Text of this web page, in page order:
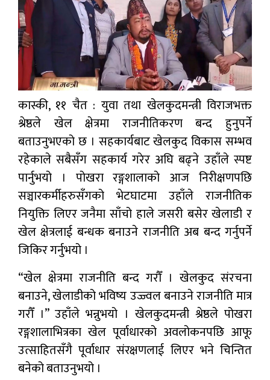
कास्की, ११ चैत : युवा तथा खेलकुदमन्त्री विराजभक्त
श्रेष्ठले खेल क्षेत्रमा राजनीतिकरण बन्द हुनुपर्ने
बताउनुभएको छ । सहकार्यबाट खेलकुद विकास सम्भव
रहेकाले सबैसँग सहकार्य गरेर अघि बढ्ने उहाँले स्पष्ट
पार्नुभयो । पोखरा रङ्गशालाको आज निरीक्षणपछि
सञ्चारकर्मीहरुसँगको भेटघाटमा उहाँले राजनीतिक
नियुक्ति लिएर जनैमा साँचो हाले जसरी बसेर खेलाडी र
खेल क्षेत्रलाई बन्धक बनाउने राजनीति अब बन्द गर्नुपर्ने
जिकिर गर्नुभयो ।
“खेल क्षेत्रमा राजनीति बन्द गरौँ । खेलकुद संरचना
बनाउने, खेलाडीको भविष्य उज्ज्वल बनाउने राजनीति मात्र
गरौँ ।” उहाँले भन्नुभयो । खेलकुदमन्त्री श्रेष्ठले पोखरा
रङ्गशालाभित्रका खेल पूर्वाधारको अवलोकनपछि आफू
उत्साहितसँगै पूर्वाधार संरक्षणलाई लिएर भने चिन्तित
बनेको बताउनुभयो ।